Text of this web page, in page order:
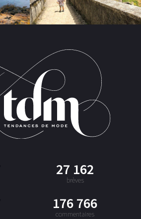
27 162
brèves
176 766
commentaires